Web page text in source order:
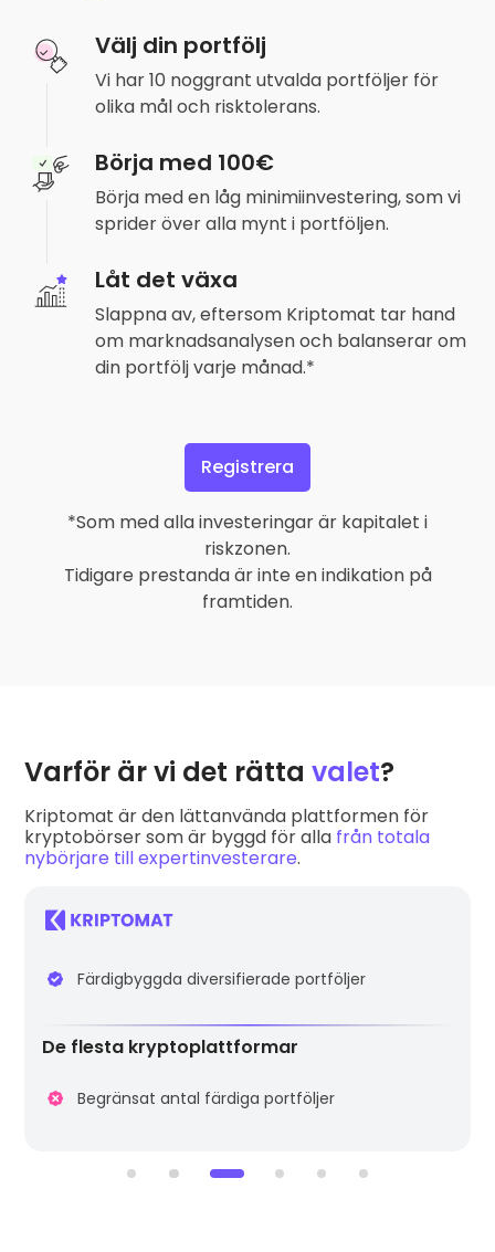
Välj din portfölj
Vi har 10 noggrant utvalda portföljer för
olika mål och risktolerans.
Börja med 100€
Börja med en låg minimiinvestering, som vi
sprider över alla mynt i portföljen.
Låt det växa
Slappna av, eftersom Kriptomat tar hand
om marknadsanalysen och balanserar om
din portfölj varje månad.*
Registrera
*Som med alla investeringar är kapitalet i
riskzonen.
Tidigare prestanda är inte en indikation på
framtiden.
Varför är vi det rättavalet?
Kriptomat är den lättanvända plattformen för
kryptobörser som är byggd för alla från totala
nybörjare till expertinvesterare.
Perfekt för nybörjare och experter
Lätt att installera på några minuter
Färdigbyggda diversifierade portföljer
De flesta kryptoplattformar
Brant inlärningskurva
Krånglig verifieringsprocess
Begränsat antal färdiga portföljer